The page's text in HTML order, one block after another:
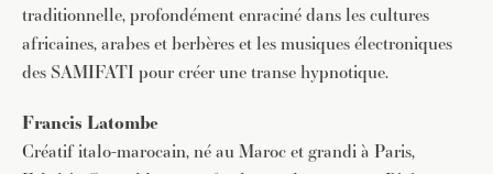
traditionnelle, profondément enraciné dans les cultures
africaines, arabes et berbères et les musiques électroniques
des SAMIFATI pour créer une transe hypnotique.
Francis Latombe
Créatif italo-marocain, né au Maroc et grandi à Paris,